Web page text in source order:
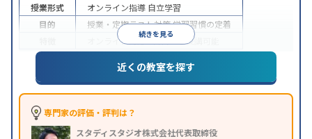
続きを見る
授業形式
オンライン指導 自立学習
目的
授業・定期テスト対策学習習慣の定着
オンライン対応1科目から受講可能
近くの教室を探す
専門家の評価・評判は？
スタディスタジオ株式会社代表取締役